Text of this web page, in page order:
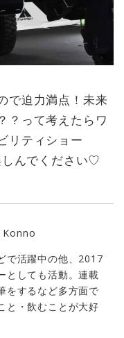
で迫力満点！未来
？って考えたらワ
リティショー
んでください♡
Konno
で活躍中の他、2017
としても活動。連載
をするなど多方面で
と・飲むことが大好